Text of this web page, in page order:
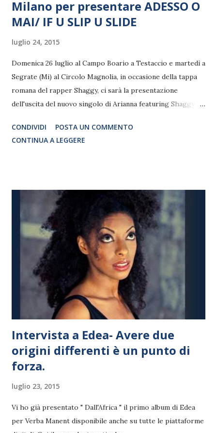
Milano per presentare ADESSO O
MAI/ IF U SLIP U SLIDE
luglio 24, 2015
Domenica 26 luglio al Campo Boario a Testaccio e martedì a
Segrate (Mi) al Circolo Magnolia, in occasione della tappa
romana del rapper Shaggy, ci sarà la presentazione
dell'uscita del nuovo singolo di Arianna featuring Shaggy
dell'estate, dopo il tormentone dell'estate 2013 "Sexy
People" con Pitbull. Dopo la collaborazione in "Sexy
toni bassi e intriganti della voce del cantante giamaicano,
alla potente voce dell'artista italiana. Shaggy torna quindi a
collaborare con l'artista Arianna dopo il brano "Sexy
People" nel quale oltre allo stesso Shaggy predominava la
presenza di Pitbull, tormentone dell'estate 2013, video
cliccatissimo, classificandosi in vetta alla Usa dance chart di
CONDIVIDI
POSTA UN COMMENTO
CONTINUA A LEGGERE
Intervista a Edea- Avere due
origini differenti è un punto di
forza.
luglio 23, 2015
Vi ho già presentato " Dall'Africa " il primo album di Edea
per Verba Manent disponibile anche su tutte le piattaforme